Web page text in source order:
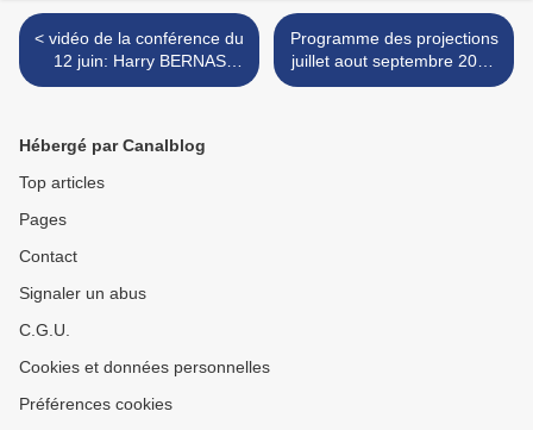
< vidéo de la conférence du
12 juin: Harry BERNAS
"Nouveau nucléaire” ?
Programme des projections
juillet aout septembre 2024
>
Hébergé par Canalblog
Top articles
Pages
Contact
Signaler un abus
C.G.U.
Cookies et données personnelles
Préférences cookies